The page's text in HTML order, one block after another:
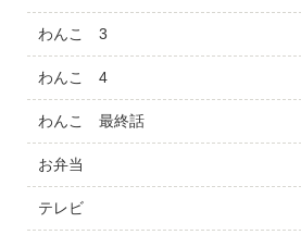
わんこ 3
わんこ 4
わんこ 最終話
お弁当
テレビ